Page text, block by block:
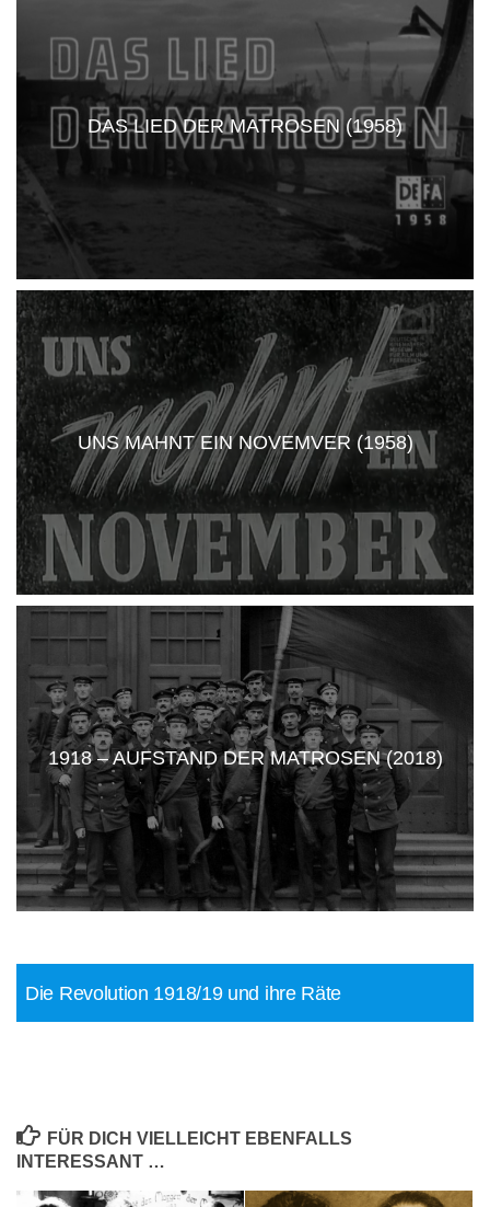
DAS LIED DER MATROSEN (1958)
UNS MAHNT EIN NOVEMVER (1958)
1918 – AUFSTAND DER MATROSEN (2018)
Die Revolution 1918/19 und ihre Räte
FÜR DICH VIELLEICHT EBENFALLS
INTERESSANT …